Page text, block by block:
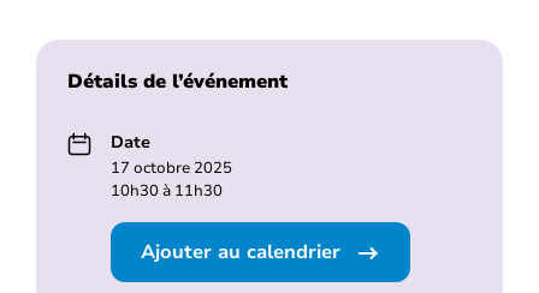
Détails de l’événement
Date
17 octobre 2025
10h30 à 11h30
Ajouter au calendrier